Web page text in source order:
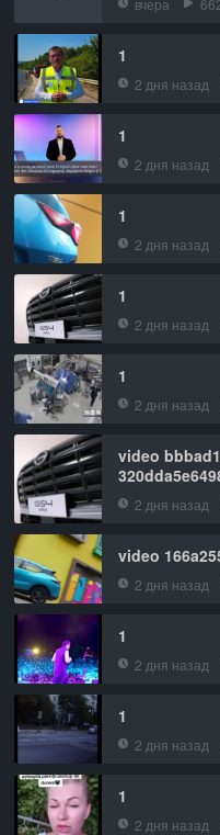
1
2 дня назад
1
2 дня назад
1
2 дня назад
1
2 дня назад
1
2 дня назад
video
2 дня назад
video
2 дня назад
1
2 дня назад
1
2 дня назад
1
2 дня назад